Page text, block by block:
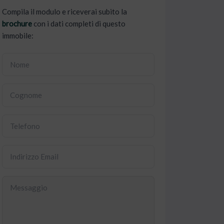
Compila il modulo e riceverai subito la
brochurecon i dati completi di questo
immobile: